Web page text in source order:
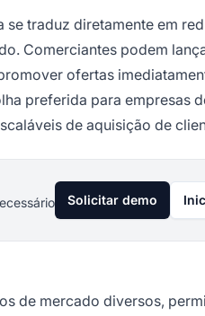
traduz diretamente em
Comerciantes podem
ofertas
preferida para empresas
de aquisição de
Solicitar demo
de mercado diversos,